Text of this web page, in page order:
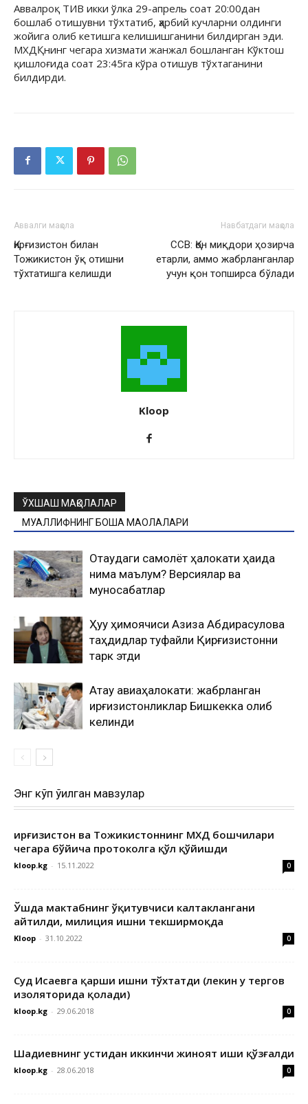
Аввалроқ ТИВ икки ўлка 29-апрель соат 20:00дан
бошлаб отишувни тўхтатиб, ҳарбий кучларни олдинги
жойига олиб кетишга келишишганини билдирган эди.
МХДҚнинг чегара хизмати жанжал бошланган Кўктош
қишлоғида соат 23:45га кўра отишув тўхтаганини
билдирди.
Аввалги мақола
Қирғизистон билан
Тожикистон ўқ отишни
тўхтатишга келишди
Навбатдаги мақола
ССВ: Қон миқдори ҳозирча
етарли, аммо жабрланганлар
учун қон топширса бўлади
Kloop
ЎХШАШ МАҚОЛАЛАР
МУАЛЛИФНИНГ БОШҚА МАҚОЛАЛАРИ
Оқтаудаги самолёт ҳалокати ҳақида
нима маълум? Версиялар ва
муносабатлар
Ҳуқуқ ҳимоячиси Азиза Абдирасулова
таҳдидлар туфайли Қирғизистонни
тарк этди
Ақтау авиаҳалокати: жабрланган
қирғизистонликлар Бишкекка олиб
келинди
Энг кўп ўқилган мавзулар
Қирғизистон ва Тожикистоннинг МХДҚ бошчилари
чегара бўйича протоколга қўл қўйишди
kloop.kg - 15.11.2022 0
Ўшда мактабнинг ўқитувчиси калтаклангани
айтилди, милиция ишни текширмоқда
Kloop - 31.10.2022 0
Суд Исаевга қарши ишни тўхтатди (лекин у тергов
изоляторида қолади)
kloop.kg - 29.06.2018 0
Шадиевнинг устидан иккинчи жиноят иши қўзғалди
kloop.kg - 28.06.2018 0